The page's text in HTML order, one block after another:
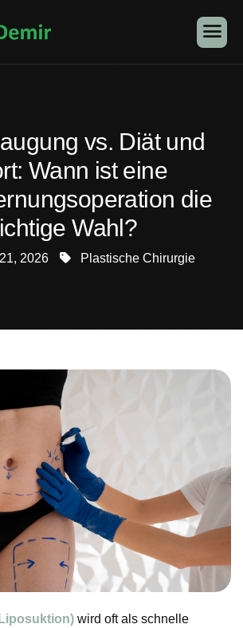
vs. Diät und
Wann ist eine
die
Wahl?
2026 Plastische Chirurgie
wird oft als schnelle